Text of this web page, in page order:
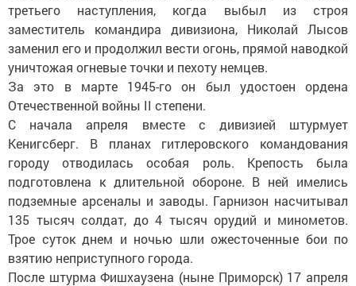
третьего наступления, когда выбыл из строя
заместитель командира дивизиона, Николай Лысов
заменил его и продолжил вести огонь, прямой наводкой
уничтожая огневые точки и пехоту немцев.
За это в марте 1945-го он был удос­тоен ордена
Отечественной войны II степени.
С начала апреля вместе с дивизией штурмует
Кенигсберг. В планах гитлеровского командования
городу отводилась особая роль. Крепость была
подготовлена к длительной обороне. В ней имелись
подземные арсеналы и заводы. Гарнизон насчитывал
135 тысяч солдат, до 4 тысяч орудий и минометов.
Трое суток днем и ночью шли ожесточенные бои по
взятию неприступного города.
После штурма Фишхаузена (ныне Приморск) 17 апреля